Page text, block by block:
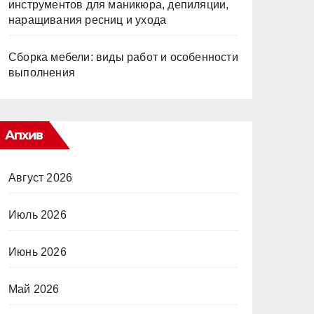
инструментов для маникюра, депиляции,
наращивания ресниц и ухода
Сборка мебели: виды работ и особенности
выполнения
Апхив
Август 2026
Июль 2026
Июнь 2026
Май 2026